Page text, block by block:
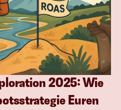
2025: Wie
Euren